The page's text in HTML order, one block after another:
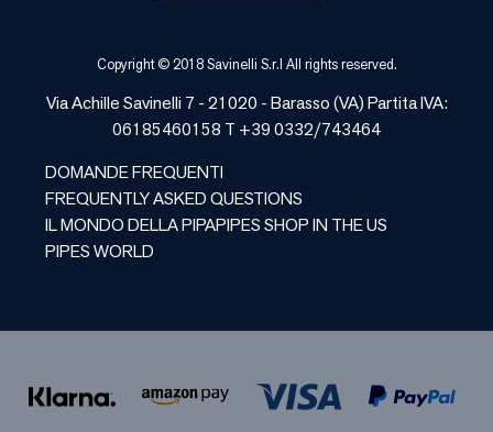
Copyright © 2018 Savinelli S.r.l All rights reserved.
Via Achille Savinelli 7 - 21020 -Barasso(VA) Partita IVA:
06185460158 T +39 0332/743464
DOMANDE FREQUENTI
FREQUENTLY ASKED QUESTIONS
IL MONDO DELLA PIPAPIPES SHOP IN THE US
PIPES WORLD